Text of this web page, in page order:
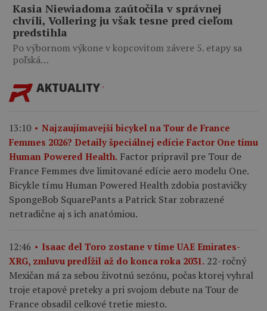
Kasia Niewiadoma zaútočila v správnej
chvíli, Vollering ju však tesne pred cieľom
predstihla
Po výbornom výkone v kopcovitom závere 5. etapy sa
poľská…
AKTUALITY
13:10
Najzaujímavejší bicykel na Tour de France
Femmes 2026? Detaily špeciálnej edície Factor One tímu
Human Powered Health. Factor pripravil pre Tour de
France Femmes dve limitované edície aero modelu One.
Bicykle tímu Human Powered Health zdobia postavičky
SpongeBob SquarePants a Patrick Star zobrazené
netradične aj s ich anatómiou.
12:46
Isaac del Toro zostane v tíme UAE Emirates-
XRG, zmluvu predĺžil až do konca roka 2031. 22-ročný
Mexičan má za sebou životnú sezónu, počas ktorej vyhral
troje etapové preteky a pri svojom debute na Tour de
France obsadil celkové tretie miesto.